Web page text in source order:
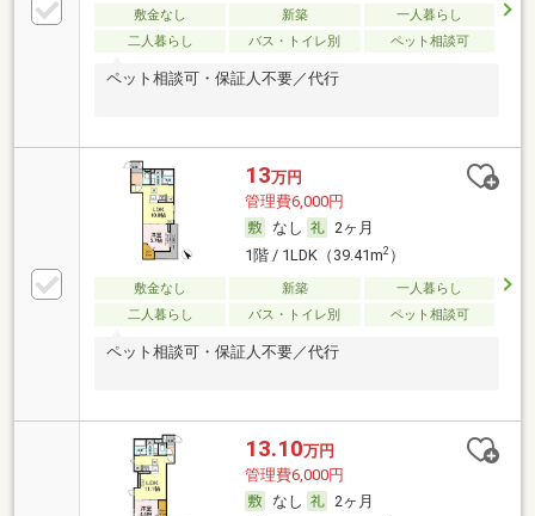
敷金なし 新築
一人暮らし
二人暮らし
バス・トイレ別 ペット相談可
ペット相談可・保証人不要／代行
13万円
管理費6,000円
なし
2ヶ月
1階 / 1LDK（39.41m2）
敷金なし 新築
一人暮らし
二人暮らし
バス・トイレ別 ペット相談可
ペット相談可・保証人不要／代行
13.10万円
管理費6,000円
なし
2ヶ月